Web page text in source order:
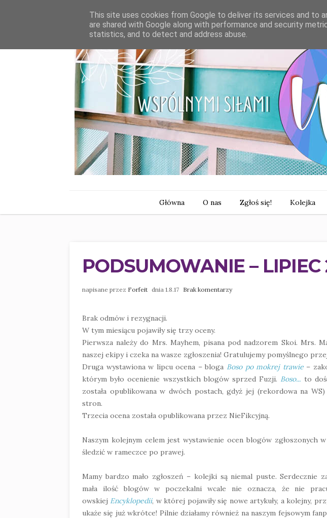
Główna O nas Zgłoś się! Kolejka
PODSUMOWANIE – LIPIEC
napisane przez Forfeit dnia 1.8.17 Brak komentarzy
Brak odmów i rezygnacji.
W tym miesiącu pojawiły się trzy oceny.
Pierwsza należy do Mrs. Mayhem, pisana pod nadzorem Skoi. Mrs.
naszej ekipy i czeka na wasze zgłoszenia! Gratulujemy pomyślnego
Druga wystawiona w lipcu ocena – bloga Boso po mokrej trawie–
którym było ocenienie wszystkich blogów sprzed Fuzji. Boso... to
została opublikowana w dwóch postach, gdyż jej (rekordowa na WS)
stron.
Trzecia ocena została opublikowana przez NieFikcyjną.
Naszym kolejnym celem jest wystawienie ocen blogów zgłoszonych
śledzić w rameczce po prawej.
Mamy bardzo mało zgłoszeń – kolejki są niemal puste. Serdecznie
mała ilość blogów w poczekalni wcale nie oznacza, że nie
owskiej Encyklopedii, w której pojawiły się nowe artykuły, a kolejny,
ukaże się już wkrótce! Pilnie działamy również na naszym fejsowym
This site uses cookies from Google to deliver its services and to
are shared with Google along with performance and security
statistics, and to detect and address abuse.